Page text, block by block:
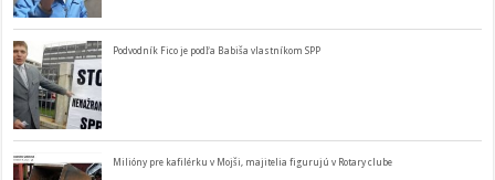
Podvodník Fico je podľa Babiša vlastníkom SPP
Milióny pre kafilérku v Mojši, majitelia figurujú v Rotary clube